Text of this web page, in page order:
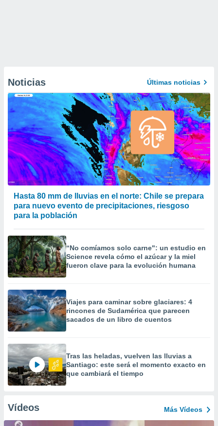
Noticias Últimas noticias
Hasta 80 mm de lluvias en el norte: Chile se prepara
para nuevo evento de precipitaciones, riesgoso
para la población
“No comíamos solo carne": un estudio en
Science revela cómo el azúcar y la miel
fueron clave para la evolución humana
Viajes para caminar sobre glaciares: 4
rincones de Sudamérica que parecen
sacados de un libro de cuentos
Tras las heladas, vuelven las lluvias a
Santiago: este será el momento exacto en
que cambiará el tiempo
Vídeos Más Vídeos